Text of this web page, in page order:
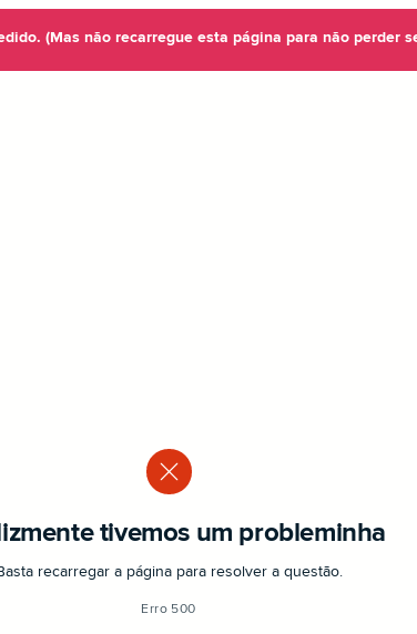
(Mas não recarregue esta página para não perder
tivemos um probleminha
recarregar a página para resolver a questão.
Erro 500